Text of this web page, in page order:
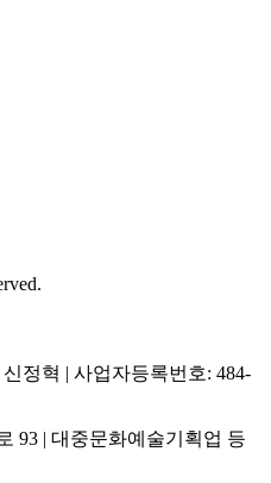
정혁 | 사업자등록번호: 484-
93 | 대중문화예술기획업 등